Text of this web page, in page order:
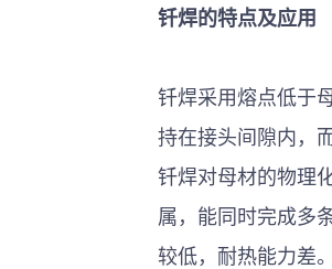
钎焊的特点及应用
钎焊采用熔点低于
持在接头间隙内，
钎焊对母材的物理
属，能同时完成多
较低，耐热能力差。